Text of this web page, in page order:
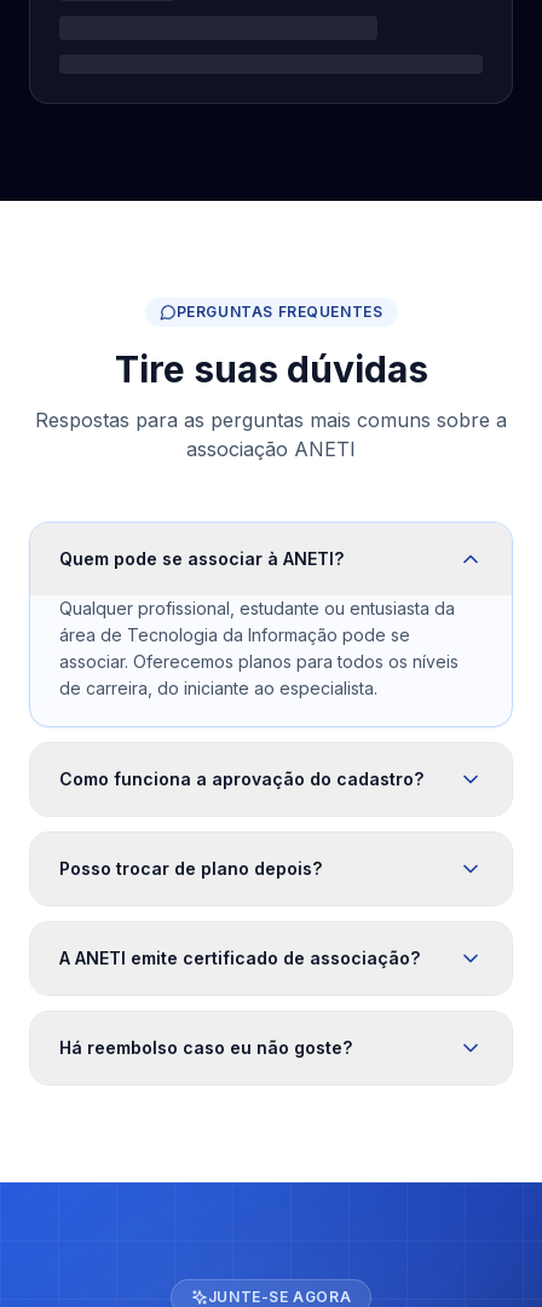
PERGUNTAS FREQUENTES
Tire suas dúvidas
Respostas para as perguntas mais comuns sobre a
associação ANETI
Quem pode se associar à ANETI?
Qualquer profissional, estudante ou entusiasta da
área de Tecnologia da Informação pode se
associar. Oferecemos planos para todos os níveis
de carreira, do iniciante ao especialista.
Como funciona a aprovação do cadastro?
Posso trocar de plano depois?
A ANETI emite certificado de associação?
Há reembolso caso eu não goste?
JUNTE-SE AGORA